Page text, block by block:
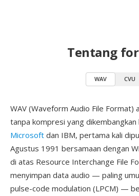
Tentang
WAV CVU
WAV (Waveform Audio File Format)
tanpa kompresi yang
Microsoft dan IBM, pertama kali
Agustus 1991 bersamaan dengan
di atas Resource Interchange File
menyimpan data audio — paling
pulse-code modulation (LPCM) —